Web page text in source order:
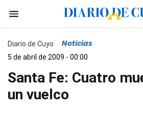
Diario de Cuyo Noticias
5 de abril de 2009 - 00:00
Santa Fe: Cuatro
un vuelco